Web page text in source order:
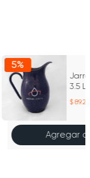
5%
3.5
Agregar